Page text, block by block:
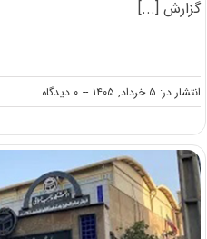
گزارش [...]
انتشار در: ۵ خرداد, ۱۴۰۵ -- ۰ دیدگاه
on
افزایش
دانشجوی
در
دانشگاه
تربیت
مدرس